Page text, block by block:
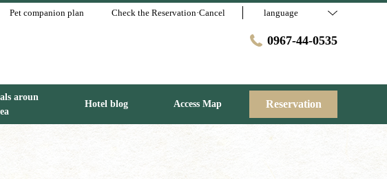
Pet companion plan Check the Reservation·Cancel language
0967-44-0535
aroun
Hotel blog Access Map Reservation